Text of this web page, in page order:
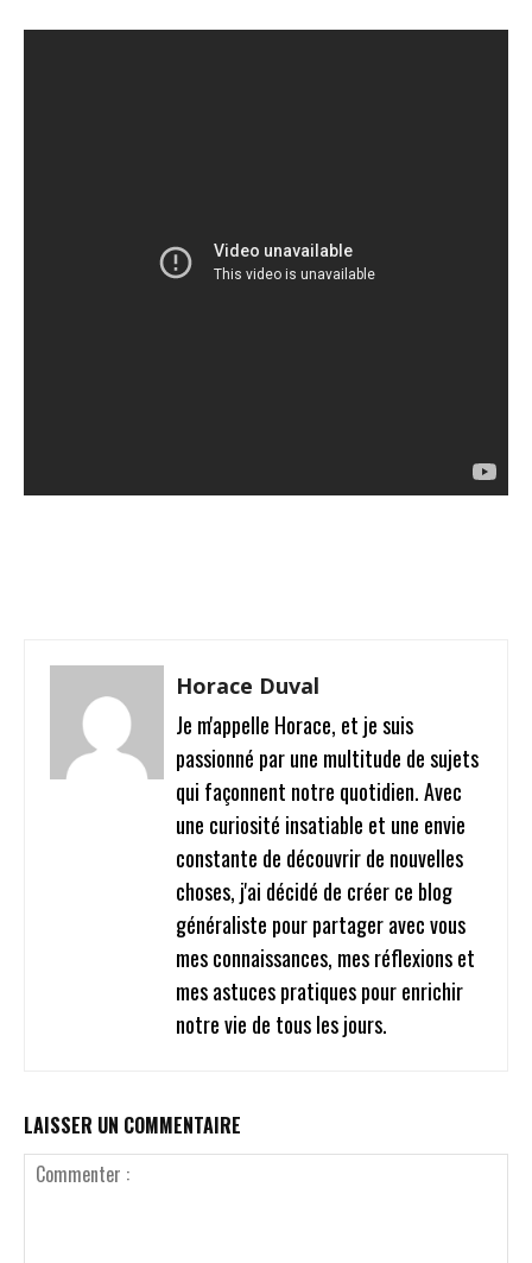
Horace Duval
Je m'appelle Horace, et je suis
passionné par une multitude de sujets
qui façonnent notre quotidien. Avec
une curiosité insatiable et une envie
constante de découvrir de nouvelles
choses, j'ai décidé de créer ce blog
généraliste pour partager avec vous
mes connaissances, mes réflexions et
mes astuces pratiques pour enrichir
notre vie de tous les jours.
LAISSER UN COMMENTAIRE